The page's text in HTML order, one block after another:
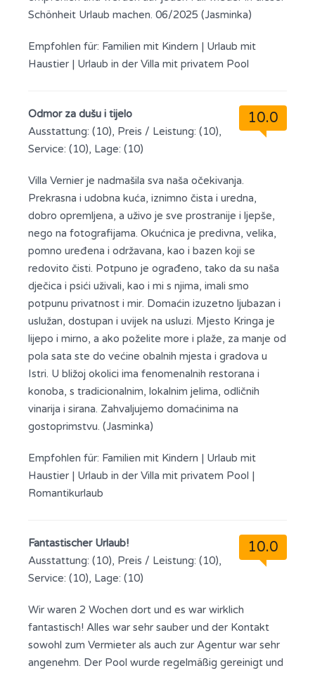
Schönheit Urlaub machen. 06/2025 (Jasminka)
Empfohlen für: Familien mit Kindern | Urlaub mit
Haustier | Urlaub in der Villa mit privatem Pool
10.0
Odmor za dušu i tijelo
Ausstattung: (10), Preis / Leistung: (10),
Service: (10), Lage: (10)
Villa Vernier je nadmašila sva naša očekivanja.
Prekrasna i udobna kuća, iznimno čista i uredna,
dobro opremljena, a uživo je sve prostranije i ljepše,
nego na fotografijama. Okućnica je predivna, velika,
pomno uređena i održavana, kao i bazen koji se
redovito čisti. Potpuno je ograđeno, tako da su naša
dječica i psići uživali, kao i mi s njima, imali smo
potpunu privatnost i mir. Domaćin izuzetno ljubazan i
uslužan, dostupan i uvijek na usluzi. Mjesto Kringa je
lijepo i mirno, a ako poželite more i plaže, za manje od
pola sata ste do većine obalnih mjesta i gradova u
Istri. U bližoj okolici ima fenomenalnih restorana i
konoba, s tradicionalnim, lokalnim jelima, odličnih
vinarija i sirana. Zahvaljujemo domaćinima na
gostoprimstvu. (Jasminka)
Empfohlen für: Familien mit Kindern | Urlaub mit
Haustier | Urlaub in der Villa mit privatem Pool |
Romantikurlaub
10.0
Fantastischer Urlaub!
Ausstattung: (10), Preis / Leistung: (10),
Service: (10), Lage: (10)
Wir waren 2 Wochen dort und es war wirklich
fantastisch! Alles war sehr sauber und der Kontakt
sowohl zum Vermieter als auch zur Agentur war sehr
angenehm. Der Pool wurde regelmäßig gereinigt und